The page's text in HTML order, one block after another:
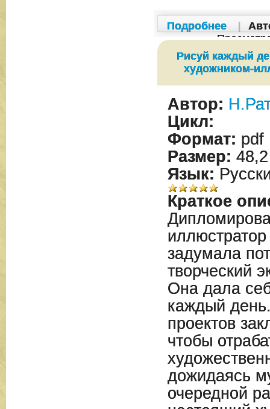
Подробнее
Рисуй каждый
художником-
Автор:
Цикл:
Формат: pdf
Размер:
Язык:
Краткое
задумала
творческий
Она дала
каждый
проектов
чтобы
дожидаясь
очередной